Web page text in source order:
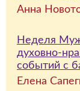
Анна
Неделя
духовно-
событий с
Елена